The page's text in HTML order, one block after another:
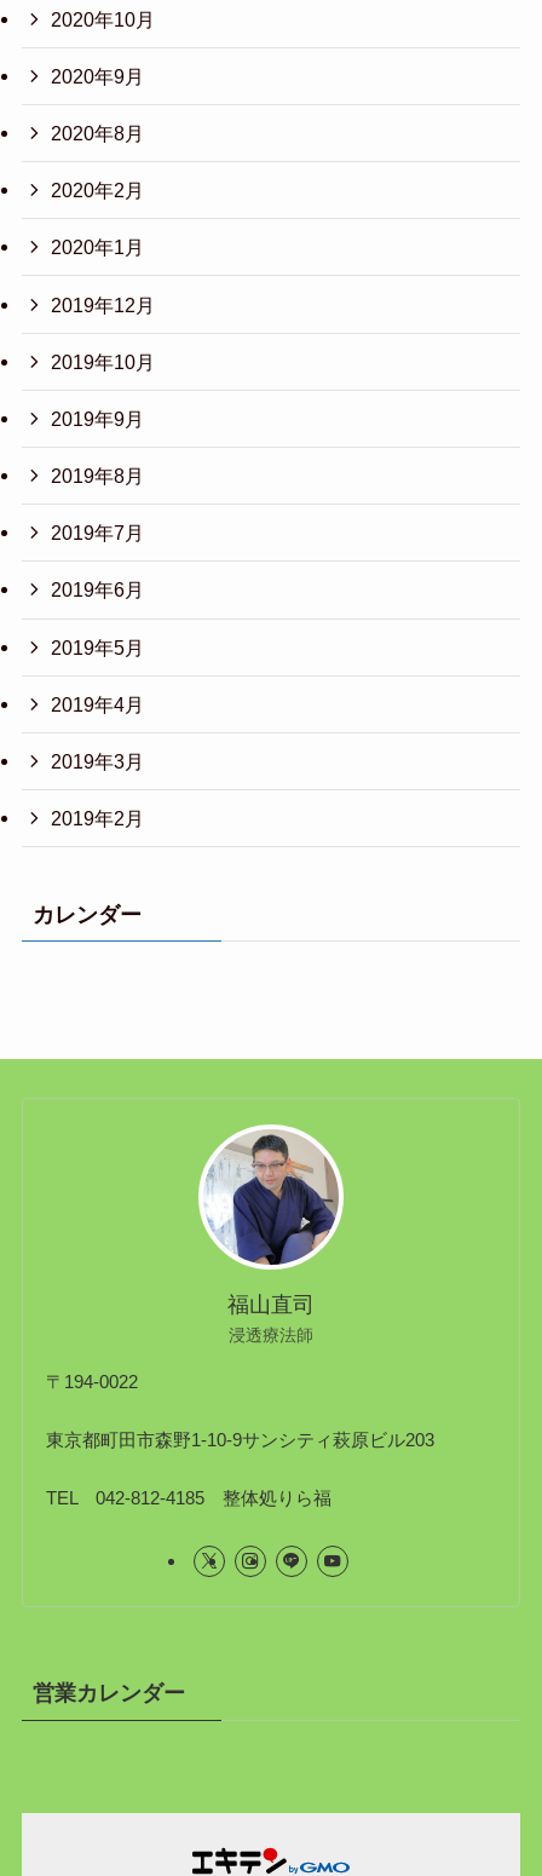
2020年10月
2020年9月
2020年8月
2020年2月
2020年1月
2019年12月
2019年10月
2019年9月
2019年8月
2019年7月
2019年6月
2019年5月
2019年4月
2019年3月
2019年2月
カレンダー
福山直司
浸透療法師
〒194-0022
東京都町田市森野1-10-9サンシティ萩原ビル203
TEL 042-812-4185 整体処りら福
営業カレンダー